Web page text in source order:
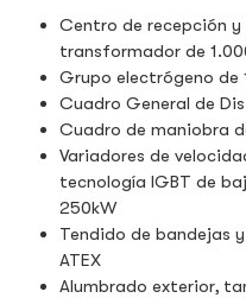
Centro de recepción
transformador de
Grupo electrógeno de
Cuadro General de
Cuadro de maniobra
Variadores de
tecnología IGBT de
250kW
Tendido de bandejas
ATEX
Alumbrado exterior,